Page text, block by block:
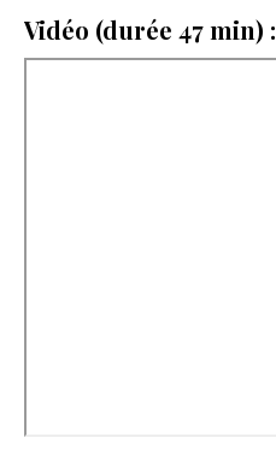
Vidéo (durée 47 min) :